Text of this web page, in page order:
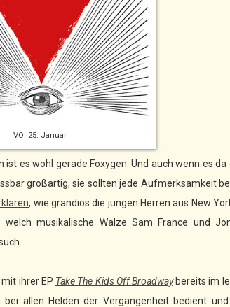
VÖ: 25. Januar
es wohl gerade Foxygen. Und auch wenn es
großartig, sie sollten jede Aufmerksamkeit
, wie grandios die jungen Herren aus New
musikalische Walze Sam France und
ihrer EP Take The Kids Off Broadwaybereits im
allen Helden der Vergangenheit bedient